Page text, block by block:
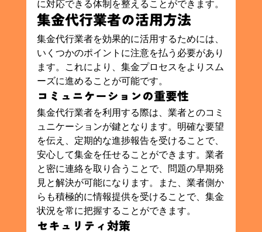
に対応できる体制を整えることができます。
集金代行業者の活用方法
集金代行業者を効果的に活用するためには、
いくつかのポイントに注意を払う必要があり
ます。これにより、集金プロセスをよりスム
ーズに進めることが可能です。
コミュニケーションの重要性
集金代行業者を利用する際は、業者とのコミ
ュニケーションが鍵となります。明確な要望
を伝え、定期的な進捗報告を受けることで、
安心して集金を任せることができます。業者
と密に連絡を取り合うことで、問題の早期発
見と解決が可能になります。また、業者側か
らも積極的に情報提供を受けることで、集金
状況を常に把握することができます。
セキュリティ対策